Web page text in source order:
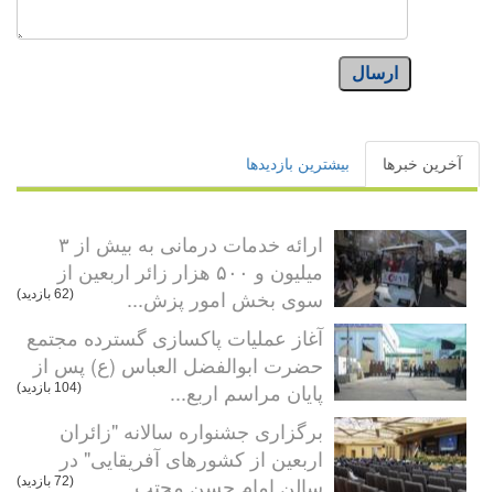
ارسال
آخرین خبرها بیشترین بازدیدها
ارائه خدمات درمانی به بیش از ۳
میلیون و ۵۰۰ هزار زائر اربعین از
سوی بخش امور پزش...
(62 بازدید)
آغاز عملیات پاکسازی گسترده مجتمع
حضرت ابوالفضل العباس (ع) پس از
پایان مراسم اربع...
(104 بازدید)
برگزاری جشنواره سالانه "زائران
اربعین از کشورهای آفریقایی" در
سالن امام حسن مجتب...
(72 بازدید)